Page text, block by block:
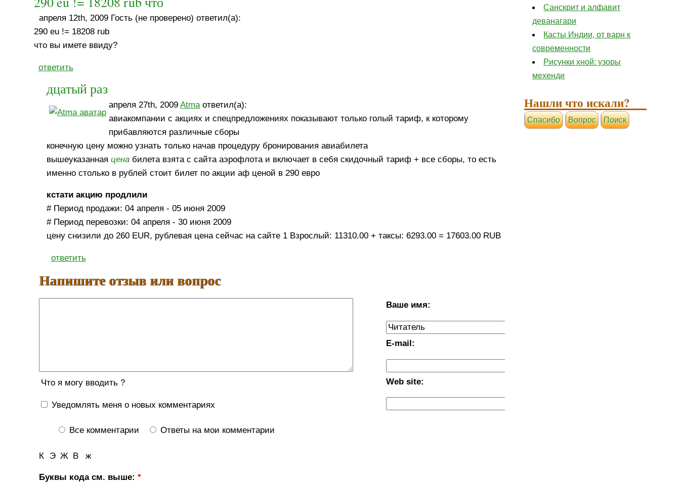
апреля 12th, 2009 Гость (не проверено) ответил(а):
290 eu != 18208 rub
что вы имете ввиду?
ответить
дцатый раз
апреля 27th, 2009Atma ответил(а):
авиакомпании с акциях и спецпредложениях показывают только голый тариф, к которому
прибавляются различные сборы
конечную цену можно узнать только начав процедуру бронирования авиабилета
вышеуказаннаяцена билета взята с сайта аэрофлота и включает в себя скидочный тариф + все сборы, то есть
именно столько в рублей стоит билет по акции аф ценой в 290 евро
кстати акцию продлили
# Период продажи: 04 апреля - 05 июня 2009
# Период перевозки: 04 апреля - 30 июня 2009
цену снизили до 260 EUR, рублевая цена сейчас на сайте 1 Взрослый: 11310.00 + таксы: 6293.00 = 17603.00 RUB
ответить
Напишите отзыв или вопрос
Ваше имя:
E-mail:
Web site:
Что я могу вводить ?
Уведомлять меня о новых комментариях
Все комментарии Ответы на мои комментарии
К Э ж
В
Ж
Буквы кода см. выше:*
Санскрит и алфавит
деванагари
Касты Индии, от варн к
современности
Рисунки хной: узоры
мехенди
Нашли что искали?
Cпасибо Вопрос Поиск